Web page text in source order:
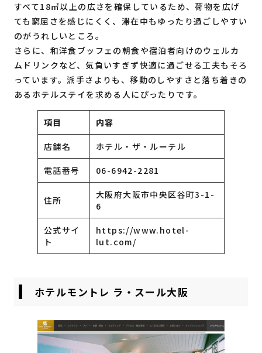
すべて18㎡以上の広さを確保しているため、荷物を広げ
ても窮屈さを感じにくく、滞在中もゆったり過ごしやすい
のがうれしいところ。
さらに、和洋食ブッフェの朝食や宿泊者向けのウェルカ
ムドリンクなど、気負いすぎず快適に過ごせる工夫もそろ
っています。派手さよりも、移動のしやすさと落ち着きの
あるホテルステイを求める人にぴったりです。
項目 内容
店舗名 ホテル・ザ・ルーテル
電話番号 06-6942-2281
住所
大阪府大阪市中央区谷町3-1-
6
公式サイ
ト
https://www.hotel-
lut.com/
ホテルモントレ ラ・スール大阪